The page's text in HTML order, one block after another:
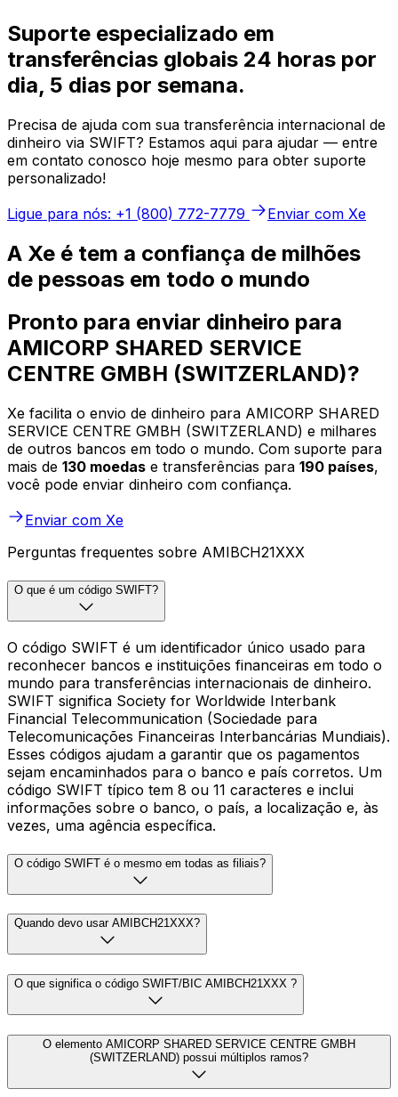
Suporte especializado em
transferências globais 24 horas por
dia, 5 dias por semana.
Precisa de ajuda com sua transferência internacional de
dinheiro via SWIFT? Estamos aqui para ajudar — entre
em contato conosco hoje mesmo para obter suporte
personalizado!
Ligue para nós: +1 (800) 772-7779
Enviar com Xe
A Xe é tem a confiança de milhões
de pessoas em todo o mundo
Pronto para enviar dinheiro para
AMICORP SHARED SERVICE
CENTRE GMBH (SWITZERLAND)?
Xe facilita o envio de dinheiro para AMICORP SHARED
SERVICE CENTRE GMBH (SWITZERLAND) e milhares
de outros bancos em todo o mundo. Com suporte para
mais de 130 moedas e transferências para 190 países,
você pode enviar dinheiro com confiança.
Enviar com Xe
Perguntas frequentes sobre AMIBCH21XXX
O que é um código SWIFT?
O código SWIFT é um identificador único usado para
reconhecer bancos e instituições financeiras em todo o
mundo para transferências internacionais de dinheiro.
SWIFT significa Society for Worldwide Interbank
Financial Telecommunication (Sociedade para
Telecomunicações Financeiras Interbancárias Mundiais).
Esses códigos ajudam a garantir que os pagamentos
sejam encaminhados para o banco e país corretos. Um
código SWIFT típico tem 8 ou 11 caracteres e inclui
informações sobre o banco, o país, a localização e, às
vezes, uma agência específica.
O código SWIFT é o mesmo em todas as filiais?
Quando devo usar AMIBCH21XXX?
O que significa o código SWIFT/BIC AMIBCH21XXX ?
O elemento AMICORP SHARED SERVICE CENTRE GMBH
(SWITZERLAND) possui múltiplos ramos?